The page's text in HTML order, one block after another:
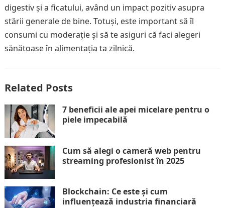
digestiv și a ficatului, având un impact pozitiv asupra
stării generale de bine. Totuși, este important să îl
consumi cu moderație și să te asiguri că faci alegeri
sănătoase în alimentația ta zilnică.
Related Posts
7 beneficii ale apei micelare pentru o
piele impecabilă
Cum să alegi o cameră web pentru
streaming profesionist în 2025
Blockchain: Ce este și cum
influențează industria financiară